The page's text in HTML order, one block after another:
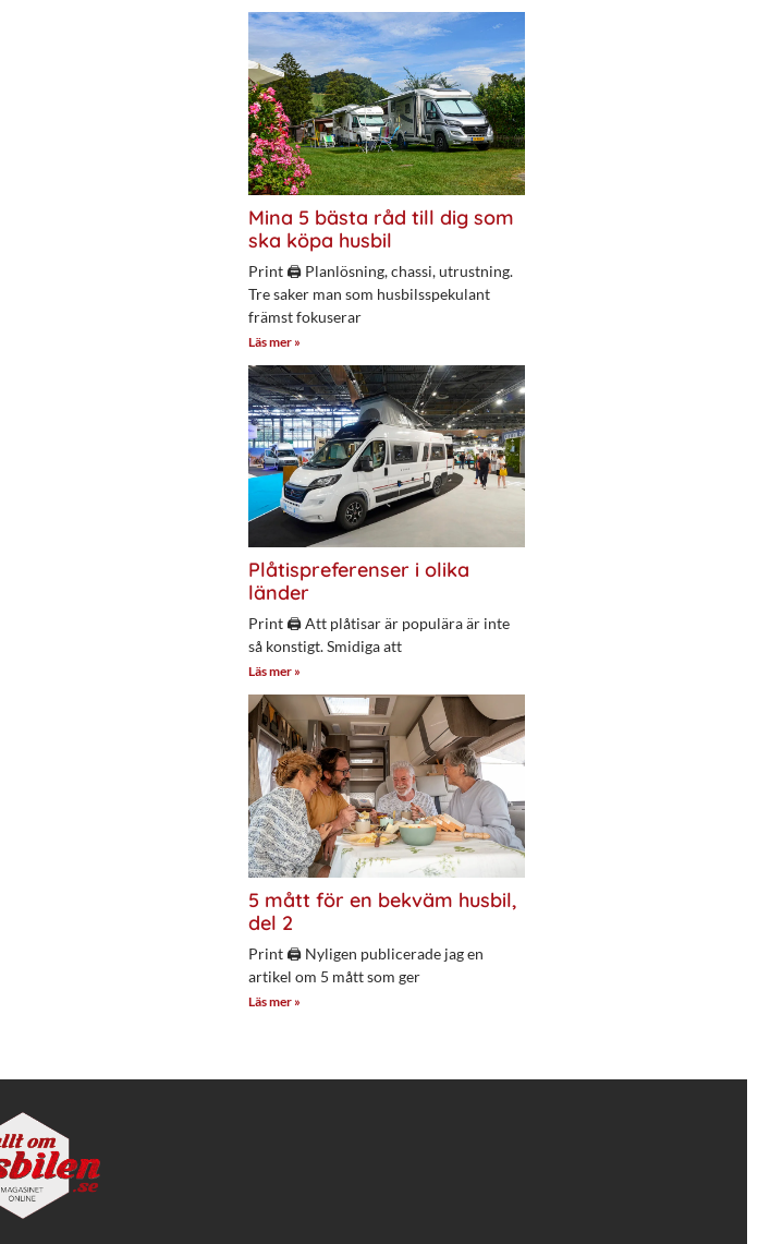
Mina 5 bästa råd till dig som
ska köpa husbil
Print 🖨 Planlösning, chassi, utrustning.
Tre saker man som husbilsspekulant
främst fokuserar
Läs mer »
Plåtispreferenser i olika
länder
Print 🖨 Att plåtisar är populära är inte
så konstigt. Smidiga att
Läs mer »
5 mått för en bekväm husbil,
del 2
Print 🖨 Nyligen publicerade jag en
artikel om 5 mått som ger
Läs mer »